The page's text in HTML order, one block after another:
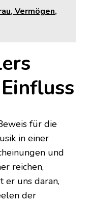
Vermögen,
für die
in einer
und
reichen,
er uns daran,
der